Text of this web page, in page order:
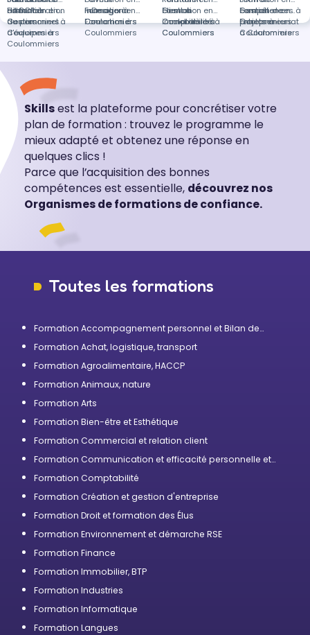
distance
administration
du personnel à
Coulommiers
manager à
Coulommiers
client à
Coulommiers
compétences à
Coulommiers
HACCP à
Coulommiers
InDesign à
Coulommiers
Gestion
immobilière à
Coulommiers
Gestion de
projets à
Coulommiers
Formation en
Gestion
d'équipes à
Coulommiers
Formation en
Formation à
Coulommiers
Formation en
Comptabilité à
Coulommiers
Formation en
Entrepreneuriat
à Coulommiers
Skillsest la plateforme pour concrétiser votre
plan de formation : trouvez le programme le
mieux adapté et obtenez une réponse en
quelques clics !
Parce que l’acquisition des bonnes
compétences est essentielle, découvrez nos
Organismes de formations de confiance.
Toutes les formations
Formation Accompagnement personnel et Bilan de
Formation Achat, logistique, transport
Formation Agroalimentaire, HACCP
Formation Animaux, nature
Formation Arts
Formation Bien-être et Esthétique
Formation Commercial et relation client
Formation Communication et efficacité personnelle et
Formation Comptabilité
Formation Création et gestion d'entreprise
Formation Droit et formation des Élus
Formation Environnement et démarche RSE
Formation Finance
Formation Immobilier, BTP
Formation Industries
Formation Informatique
Formation Langues